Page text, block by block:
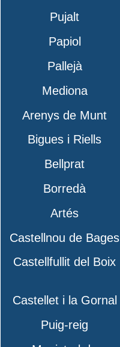
Pujalt
Papiol
Pallejà
Mediona
Arenys de Munt
Bigues i Riells
Bellprat
Borredà
Artés
Castellnou de Bages
Castellfullit del Boix
Castellet i la Gornal
Puig-reig